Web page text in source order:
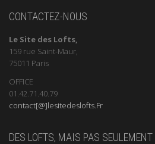
CONTACTEZ-NOUS
Le Site des Lofts,
159 rue Saint-Maur,
75011 Paris
OFFICE
01.42.71.40.79
contact[@]lesitedeslofts.Fr
DES LOFTS, MAIS PAS SEULEMENT …